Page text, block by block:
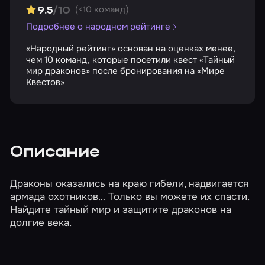
9.5/10 (<10 команд)
Подробнее о народном рейтинге
«Народный рейтинг» основан на оценках менее,
чем 10 команд, которые посетили квест «Тайный
мир драконов» после бронирования на «Мире
Квестов»
Описание
Драконы оказались на краю гибели, надвигается
армада охотников… Только вы можете их спасти.
Найдите тайный мир и защитите драконов на
долгие века.